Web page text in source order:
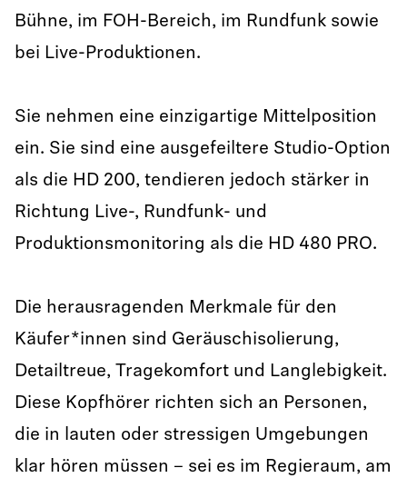
Bühne, im FOH-Bereich, im Rundfunk sowie
bei Live-Produktionen.
Sie nehmen eine einzigartige Mittelposition
ein. Sie sind eine ausgefeiltere Studio-Option
als die HD 200, tendieren jedoch stärker in
Richtung Live-, Rundfunk- und
Produktionsmonitoring als die HD 480 PRO.
Die herausragenden Merkmale für den
Käufer*innen sind Geräuschisolierung,
Detailtreue, Tragekomfort und Langlebigkeit.
Diese Kopfhörer richten sich an Personen,
die in lauten oder stressigen Umgebungen
klar hören müssen – sei es im Regieraum, am